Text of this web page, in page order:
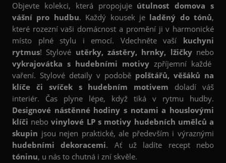
Objevte kolekci, která propojuje útulnost domova s
vášní pro hudbu. Každý kousek je laděný do tónů,
které rozezní vaši domácnost a promění ji v harmonické
místo plné stylu i emocí. Vdechněte vaší kuchyni
rytmus! Stylové utěrky, zástěry, hrnky, lžičky nebo
vykrajovátka s hudebními motivy zpříjemní každé
vaření. Stylové detaily v podobě polštářů, věšáků na
klíče či svíček s hudebním motivem doladí váš
interiér. Čas plyne lépe, když tiká v rytmu hudby.
Designové nástěnné hodiny s notami a houslovými
klíči nebovinylové LP s motivy hudebních umělců a
skupin jsou nejen praktické, ale především i výraznými
hudebními dekoracemi.
Ať už ladíte recept nebo
tóninu, u nás to chutná i zní skvěle.